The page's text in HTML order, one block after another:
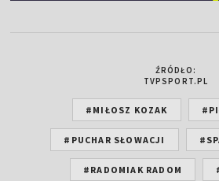
ŹRÓDŁO:
TVPSPORT.PL
#MIŁOSZ KOZAK
#PUCHAR SŁOWACJI
#RADOMIAK RADOM